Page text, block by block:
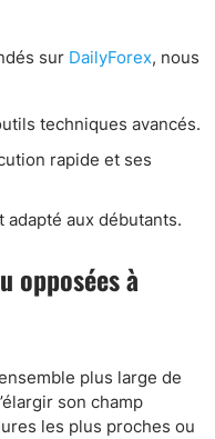
sur DailyForex, nous
techniques avancés.
rapide et ses
adapté aux débutants.
opposées à
plus large de
son champ
les plus proches ou